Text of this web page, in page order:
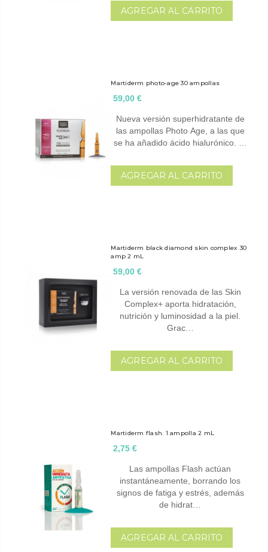
AGREGAR AL CARRITO
Martiderm photo-age 30 ampollas
59,00 €
Nueva versión superhidratante de
las ampollas Photo Age, a las que
se ha añadido ácido hialurónico. …
AGREGAR AL CARRITO
Martiderm black diamond skin complex 30
amp 2 mL
59,00 €
La versión renovada de las Skin
Complex+ aporta hidratación,
nutrición y luminosidad a la piel.
Grac…
AGREGAR AL CARRITO
Martiderm flash. 1 ampolla 2 mL
2,75 €
Las ampollas Flash actúan
instantáneamente, borrando los
signos de fatiga y estrés, además
de hidrat…
AGREGAR AL CARRITO